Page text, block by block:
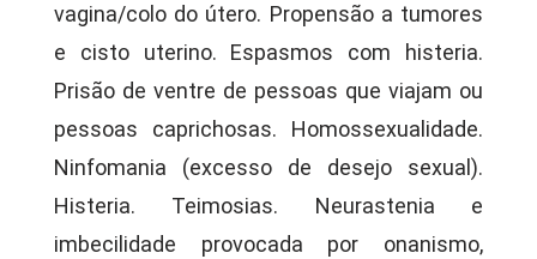
vagina/colo do útero. Propensão a tumores
e cisto uterino. Espasmos com histeria.
Prisão de ventre de pessoas que viajam ou
pessoas caprichosas. Homossexualidade.
Ninfomania (excesso de desejo sexual).
Histeria. Teimosias. Neurastenia e
imbecilidade provocada por onanismo,